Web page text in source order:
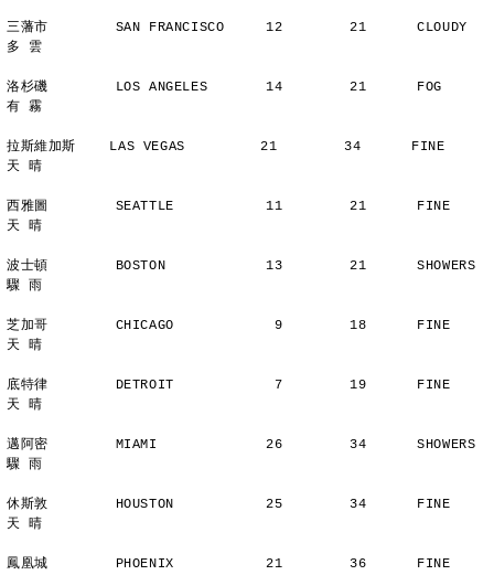
三藩市        SAN FRANCISCO     12        21      CLOUDY
多 雲
洛杉磯        LOS ANGELES       14        21      FOG
有 霧
拉斯維加斯    LAS VEGAS         21        34      FINE
天 晴
西雅圖        SEATTLE           11        21      FINE
天 晴
波士頓        BOSTON            13        21      SHOWERS
驟 雨
芝加哥        CHICAGO            9        18      FINE
天 晴
底特律        DETROIT            7        19      FINE
天 晴
邁阿密        MIAMI             26        34      SHOWERS
驟 雨
休斯敦        HOUSTON           25        34      FINE
天 晴
鳳凰城        PHOENIX           21        36      FINE